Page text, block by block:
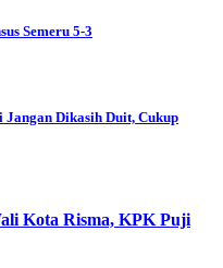
Semeru 5-3
Jangan Dikasih Duit, Cukup
Kota Risma, KPK Puji